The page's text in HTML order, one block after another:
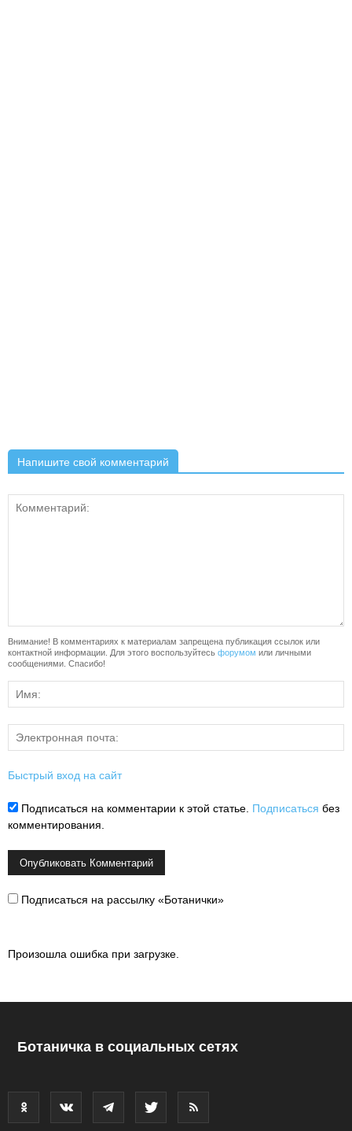
Напишите свой комментарий
Внимание! В комментариях к материалам запрещена публикация ссылок или
контактной информации. Для этого воспользуйтесь форумом или личными
сообщениями. Спасибо!
Быстрый вход на сайт
Подписаться на комментарии к этой статье. Подписаться без
комментирования.
Подписаться на рассылку «Ботанички»
Произошла ошибка при загрузке.
Ботаничка в социальных сетях